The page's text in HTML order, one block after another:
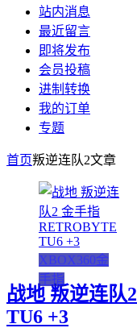
站内消息
最近留言
即将发布
会员投稿
进制转换
我的订单
专题
首页叛逆连队2文章
XBOX360金
手指
战地 叛逆连队
TU6 +3